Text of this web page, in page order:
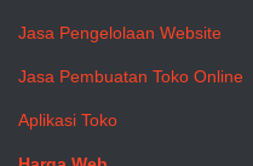
Jasa Pengelolaan Website
Jasa Pembuatan Toko Online
Aplikasi Toko